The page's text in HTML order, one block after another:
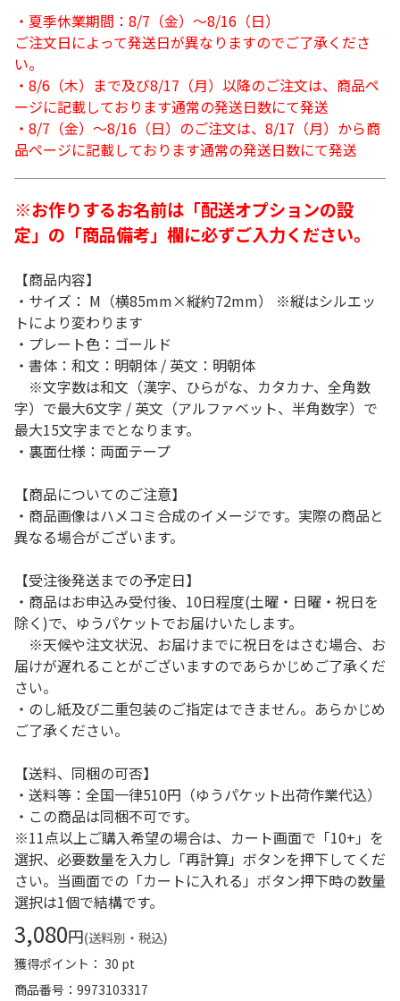
・夏季休業期間：8/7（金）～8/16（日）
ご注文日によって発送日が異なりますのでご了承くださ
い。
・8/6（木）まで及び8/17（月）以降のご注文は、商品ペ
ージに記載しております通常の発送日数にて発送
・8/7（金）～8/16（日）のご注文は、8/17（月）から商
品ページに記載しております通常の発送日数にて発送
※お作りするお名前は「配送オプションの設
定」の「商品備考」欄に必ずご入力ください。
【商品内容】
・サイズ： M（横85mm×縦約72mm） ※縦はシルエッ
トにより変わります
・プレート色：ゴールド
・書体：和文：明朝体 / 英文：明朝体
※文字数は和文（漢字、ひらがな、カタカナ、全角数
字）で最大6文字 / 英文（アルファベット、半角数字）で
最大15文字までとなります。
・裏面仕様：両面テープ
【商品についてのご注意】
・商品画像はハメコミ合成のイメージです。実際の商品と
異なる場合がございます。
【受注後発送までの予定日】
・商品はお申込み受付後、10日程度(土曜・日曜・祝日を
除く)で、ゆうパケットでお届けいたします。
※天候や注文状況、お届けまでに祝日をはさむ場合、お
届けが遅れることがございますのであらかじめご了承くだ
さい。
・のし紙及び二重包装のご指定はできません。あらかじめ
ご了承ください。
【送料、同梱の可否】
・送料等：全国一律510円（ゆうパケット出荷作業代込）
・この商品は同梱不可です。
※11点以上ご購入希望の場合は、カート画面で「10+」を
選択、必要数量を入力し「再計算」ボタンを押下してくだ
さい。当画面での「カートに入れる」ボタン押下時の数量
選択は1個で結構です。
3,080円(送料別・税込)
獲得ポイント： 30 pt
商品番号
9973103317